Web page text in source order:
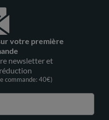
votre première
newsletter et
commande: 40€)